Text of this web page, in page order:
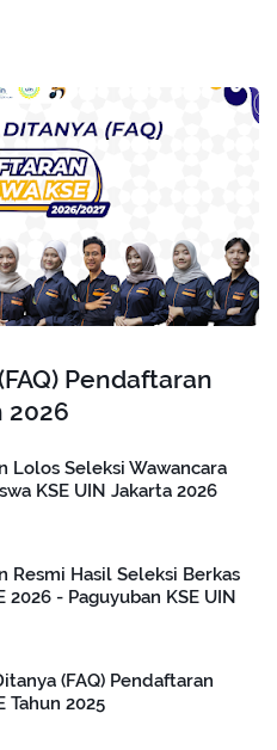
Pendaftaran
2026
Lolos Seleksi Wawancara
KSE UIN Jakarta 2026
Resmi Hasil Seleksi Berkas
2026 - Paguyuban KSE UIN
(FAQ) Pendaftaran
Tahun 2025